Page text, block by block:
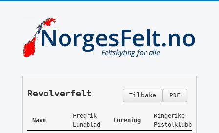
PDF
Tilbake
Revolverfelt
Navn
Fredrik
Lundblad
Forening
Ringerike
Pistolklubb